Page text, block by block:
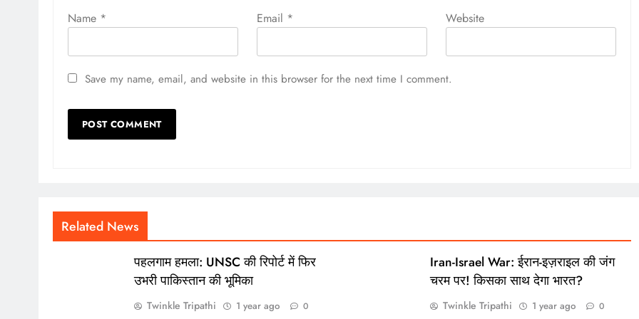
Name * Email * Website
Save my name, email, and website in this browser for the next time I comment.
Related News
पहलगाम हमला: UNSC की रिपोर्ट में फिर
उभरी पाकिस्तान की भूमिका
Twinkle Tripathi 1 year ago 0
Iran-Israel War: ईरान-इज़राइल की जंग
चरम पर! किसका साथ देगा भारत?
Twinkle Tripathi 1 year ago 0